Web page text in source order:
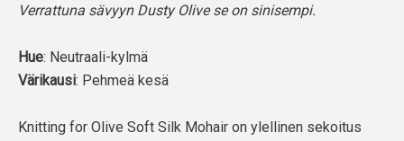
Verrattuna sävyyn Dusty Olive se on sinisempi.
Hue: Neutraali-kylmä
Värikausi: Pehmeä kesä
Knitting for Olive Soft Silk Mohair on ylellinen sekoitus